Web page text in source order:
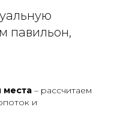
павильон,
места – рассчитаем
и